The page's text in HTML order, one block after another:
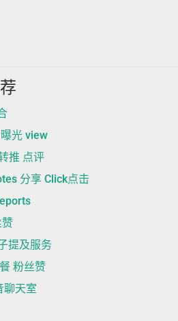
光 view
推 点评
分享 Click点击
提及服务
粉丝赞
聊天室